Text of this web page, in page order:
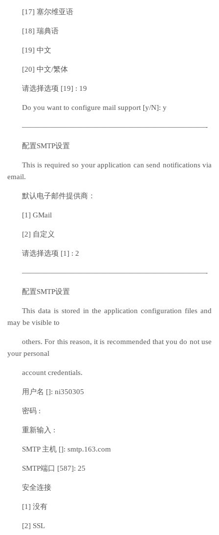
[17] 塞尔维亚语
[18] 瑞典语
[19] 中文
[20] 中文/繁体
请选择选项 [19] : 19
Do you want to configure mail support [y/N]: y
—————————————————————————-
配置SMTP设置
This is required so your application can send notifications via
email.
默认电子邮件提供商：
[1] GMail
[2] 自定义
请选择选项 [1] : 2
—————————————————————————-
配置SMTP设置
This data is stored in the application configuration files and
may be visible to
others. For this reason, it is recommended that you do not use
your personal
account credentials.
用户名 []: ni350305
密码 :
重新输入 :
SMTP 主机 []: smtp.163.com
SMTP端口 [587]: 25
安全连接
[1] 没有
[2] SSL